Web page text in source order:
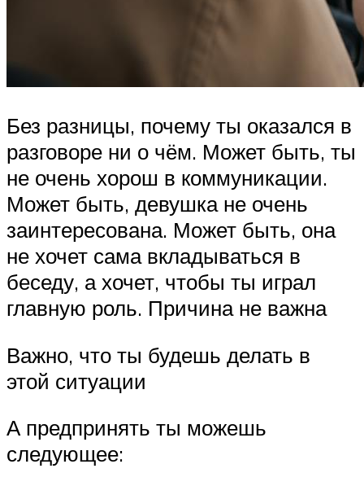
Без разницы, почему ты оказался в
разговоре ни о чём. Может быть, ты
не очень хорош в коммуникации.
Может быть, девушка не очень
заинтересована. Может быть, она
не хочет сама вкладываться в
беседу, а хочет, чтобы ты играл
главную роль. Причина не важна
Важно, что ты будешь делать в
этой ситуации
А предпринять ты можешь
следующее: